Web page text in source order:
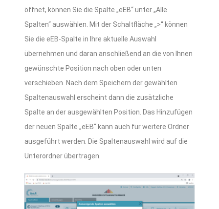
öffnet, können Sie die Spalte „eEB“ unter „Alle
Spalten“ auswählen. Mit der Schaltfläche „>“ können
Sie die eEB-Spalte in Ihre aktuelle Auswahl
übernehmen und daran anschließend an die von Ihnen
gewünschte Position nach oben oder unten
verschieben. Nach dem Speichern der gewählten
Spaltenauswahl erscheint dann die zusätzliche
Spalte an der ausgewählten Position. Das Hinzufügen
der neuen Spalte „eEB“ kann auch für weitere Ordner
ausgeführt werden. Die Spaltenauswahl wird auf die
Unterordner übertragen.